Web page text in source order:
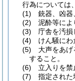
行為については
(1)
銃器、凶器
(2)
泥酔等によ
(3)
庁舎を汚損
(4)
けん騒にわ
(5)
大声をあ
すること。
(6)
立入りを禁
(7)
指定された